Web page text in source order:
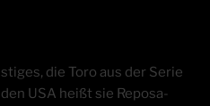
die Toro aus der Serie
USA heißt sie Repo­sa­